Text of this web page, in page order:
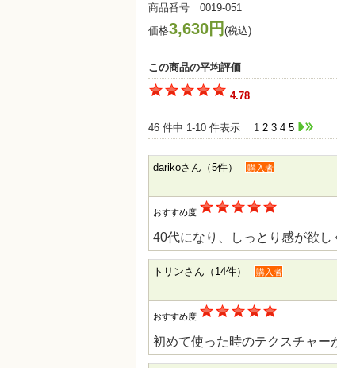
商品番号 0019-051
価格3,630円 (税込)
この商品の平均評価
4.78
46 件中 1-10 件表示 1 2 3 4 5
darikoさん（5件） 購入者
おすすめ度
40代になり、しっとり感が欲
トリンさん（14件） 購入者
おすすめ度
初めて使った時のテクスチャー